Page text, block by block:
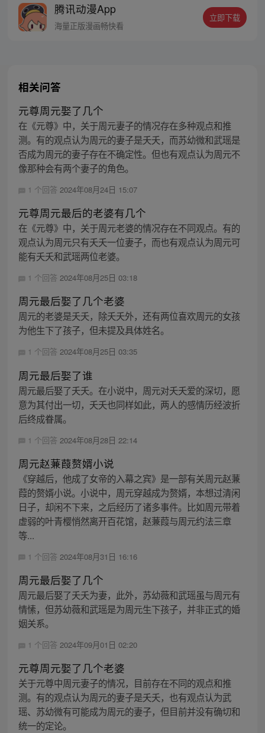
腾讯动漫App
海量正版漫画畅快看
立即下载
相关问答
元尊周元娶了几个
在《元尊》中，关于周元妻子的情况存在多种观点和推
测。有的观点认为周元的妻子是夭夭，而苏幼微和武瑶是
否成为周元的妻子存在不确定性。但也有观点认为周元不
像那种会有两个妻子的角色。
1 个回答 2024年08月24日 15:07
元尊周元最后的老婆有几个
在《元尊》中，关于周元老婆的情况存在不同观点。有的
观点认为周元只有夭夭一位妻子，而也有观点认为周元可
能有夭夭和武瑶两位老婆。
1 个回答 2024年08月25日 03:18
周元最后娶了几个老婆
周元的老婆是夭夭，除夭夭外，还有两位喜欢周元的女孩
为他生下了孩子，但未提及具体姓名。
1 个回答 2024年08月25日 03:35
周元最后娶了谁
周元最后娶了夭夭。在小说中，周元对夭夭爱的深切，愿
意为其付出一切，夭夭也同样如此，两人的感情历经波折
后终成眷属。
1 个回答 2024年08月28日 22:14
周元赵蒹葭赘婿小说
《穿越后，他成了女帝的入幕之宾》是一部有关周元赵蒹
葭的赘婿小说。小说中，周元穿越成为赘婿，本想过清闲
日子，却闲不下来，之后经历了诸多事件。比如周元带着
虚弱的叶青樱悄然离开百花馆，赵蒹葭与周元约法三章
等...
1 个回答 2024年08月31日 16:16
周元最后娶了几个
周元最后娶了夭夭为妻，此外，苏幼薇和武瑶虽与周元有
情愫，但苏幼薇和武瑶是为周元生下孩子，并非正式的婚
姻关系。
1 个回答 2024年09月01日 02:20
元尊周元娶了几个老婆
关于元尊中周元妻子的情况，目前存在不同的观点和推
测。有的观点认为周元的妻子是夭夭，也有观点认为武
瑶、苏幼微有可能成为周元的妻子，但目前并没有确切和
统一的定论。